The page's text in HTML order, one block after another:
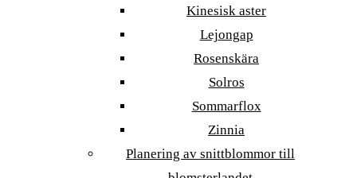
Kinesisk aster
Lejongap
Rosenskära
Solros
Sommarflox
Zinnia
Planering av snittblommor till